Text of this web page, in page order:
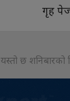
गृह
यस्तो छ शनिबारको